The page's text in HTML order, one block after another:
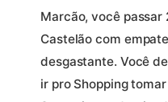
Marcão, você passar
Castelão com
desgastante. Você
ir pro Shopping